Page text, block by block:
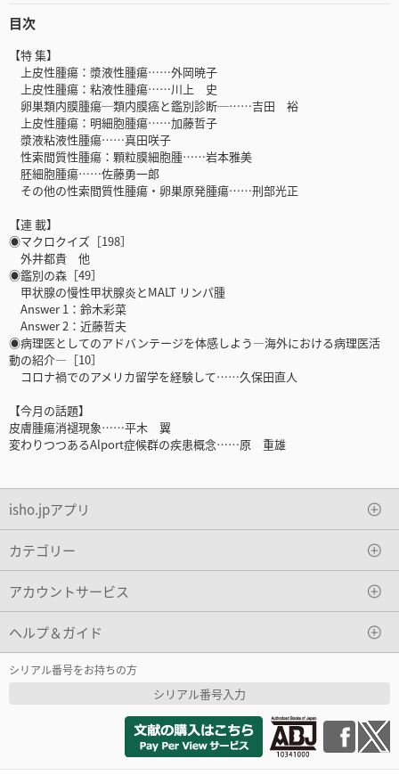
目次
【特 集】
上皮性腫瘍：漿液性腫瘍……外岡暁子
上皮性腫瘍：粘液性腫瘍……川上 史
卵巣類内膜腫瘍─類内膜癌と鑑別診断─……吉田 裕
上皮性腫瘍：明細胞腫瘍……加藤哲子
漿液粘液性腫瘍……真田咲子
性索間質性腫瘍：顆粒膜細胞腫……岩本雅美
胚細胞腫瘍……佐藤勇一郎
その他の性索間質性腫瘍・卵巣原発腫瘍……刑部光正
【連 載】
◉マクロクイズ［198］
外井都貴 他
◉鑑別の森［49］
甲状腺の慢性甲状腺炎とMALT リンパ腫
Answer 1：鈴木彩菜
Answer 2：近藤哲夫
◉病理医としてのアドバンテージを体感しよう―海外における病理医活
動の紹介―［10］
コロナ禍でのアメリカ留学を経験して……久保田直人
【今月の話題】
皮膚腫瘍消褪現象……平木 翼
変わりつつあるAlport症候群の疾患概念……原 重雄
isho.jpアプリ
カテゴリー
アカウントサービス
ヘルプ＆ガイド
シリアル番号をお持ちの方
シリアル番号入力